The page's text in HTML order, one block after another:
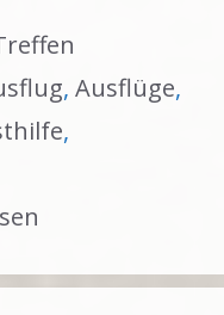
, Ausflüge,
,